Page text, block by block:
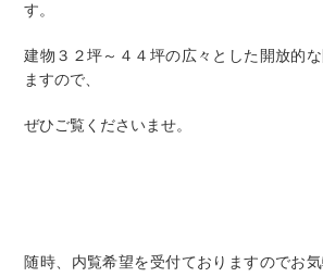
す。
建物３２坪～４４坪の広々とした開放的
ますので、
ぜひご覧くださいませ。
随時、内覧希望を受付ておりますのでお